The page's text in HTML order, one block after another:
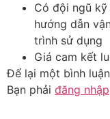
Có đội ngũ
hướng dẫn
trình sử dụng
Giá cam kết
Để lại một bình luận
Bạn phải đăng nhập